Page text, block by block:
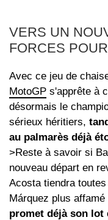
VERS UN
FORCES
Avec ce jeu de
MotoGP s'apprête à
désormais le
sérieux héritiers,
au palmarès déjà
>Reste à savoir si
nouveau départ en
Acosta tiendra
Márquez plus
promet déjà son lot